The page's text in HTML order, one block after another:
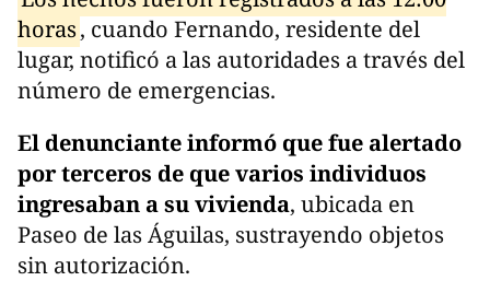
horas, cuando Fernando, residente del
lugar, notificó a las autoridades a través del
número de emergencias.
El denunciante informó que fue alertado
por terceros de que varios individuos
ingresaban a su vivienda, ubicada en
Paseo de las Águilas, sustrayendo objetos
sin autorización.